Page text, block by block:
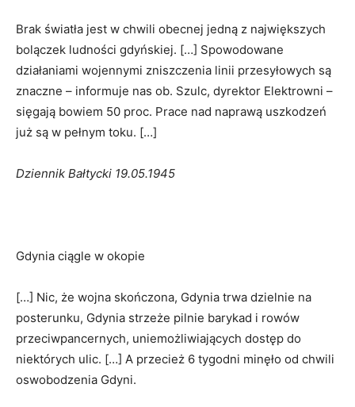
Brak światła jest w chwili obecnej jedną z największych
bolączek ludności gdyńskiej. […] Spowodowane
działaniami wojennymi zniszczenia linii przesyłowych są
znaczne – informuje nas ob. Szulc, dyrektor Elektrowni –
sięgają bowiem 50 proc. Prace nad naprawą uszkodzeń
już są w pełnym toku. […]
Dziennik Bałtycki 19.05.1945
Gdynia ciągle w okopie
[…] Nic, że wojna skończona, Gdynia trwa dzielnie na
posterunku, Gdynia strzeże pilnie barykad i rowów
przeciwpancernych, uniemożliwiających dostęp do
niektórych ulic. […] A przecież 6 tygodni minęło od chwili
oswobodzenia Gdyni.